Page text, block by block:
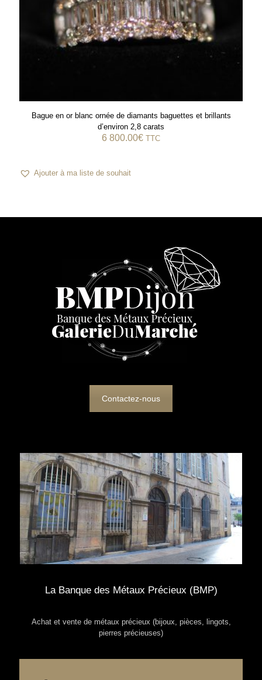
Bague en or blanc ornée de diamants baguettes et brillants
d’environ 2,8 carats
6 800.00€ TTC
Ajouter à ma liste de souhait
Contactez-nous
La Banque des Métaux Précieux (BMP)
Achat et vente de métaux précieux (bijoux, pièces, lingots,
pierres précieuses)